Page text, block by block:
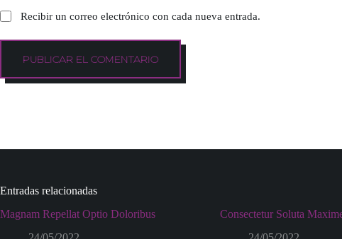
Recibir un correo electrónico con cada nueva entrada.
PUBLICAR EL COMENTARIO
Entradas relacionadas
Magnam Repellat Optio Doloribus
Consectetur Soluta